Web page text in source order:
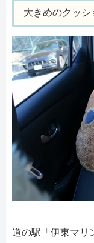
大きめのクッシ
道の駅「伊東マリ